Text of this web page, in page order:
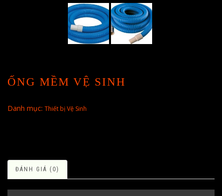
ỐNG MỀM VỆ SINH
Danh mục: Thiết bị Vệ Sinh
ĐÁNH GIÁ (0)